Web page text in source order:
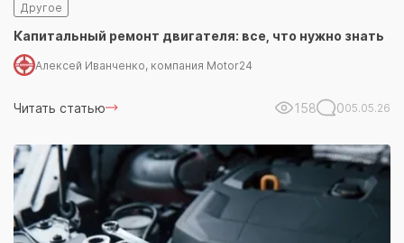
Другое
Капитальный ремонт двигателя: все, что нужно знать
Алексей Иванченко, компания Motor24
Читать статью 158 005.05.26